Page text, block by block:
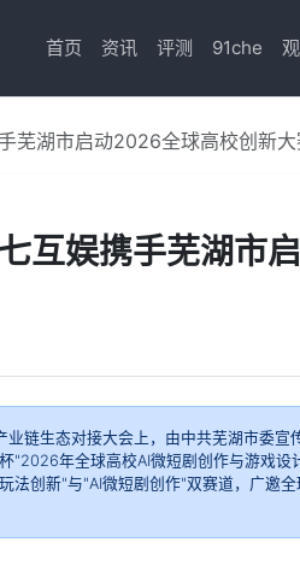
首页 资讯 评测 91che
芜湖市启动2026全球高校创新
互娱携手芜湖市
链生态对接大会上，由中共芜湖市委宣
"2026年全球高校AI微短剧创作与游戏设
创新"与"AI微短剧创作"双赛道，广邀全